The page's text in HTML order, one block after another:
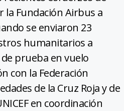
la Fundación Airbus a
se enviaron 23
humanitarios a
prueba en vuelo
con la Federación
de la Cruz Roja y de
en coordinación